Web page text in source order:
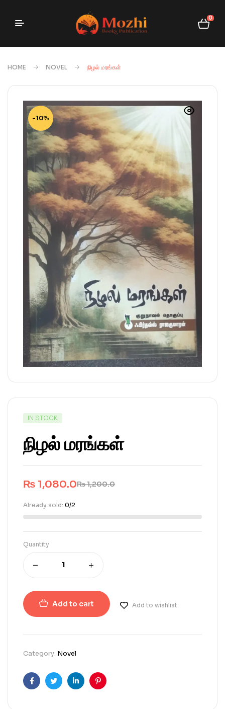
0
HOME NOVEL நிழல் மரங்கள்
-10%
IN STOCK
நிழல் மரங்கள்
₨1,200.0
₨ 1,080.0
Already sold: 0/2
Quantity
Add to cart Add to wishlist
Category: Novel
FacebookTwitterLinkedinPinterest